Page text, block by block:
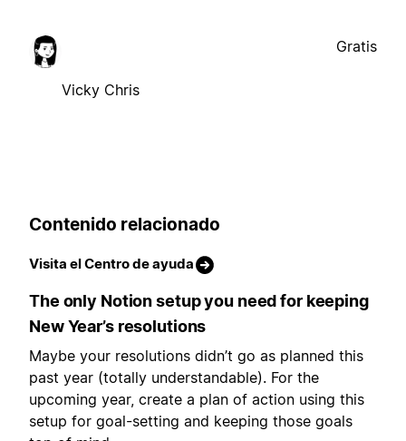
Vicky Chris
Gratis
Contenido relacionado
Visita el Centro de ayuda
The only Notion setup you need for keeping
New Year’s resolutions
Maybe your resolutions didn’t go as planned this
past year (totally understandable). For the
upcoming year, create a plan of action using this
setup for goal-setting and keeping those goals